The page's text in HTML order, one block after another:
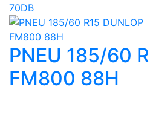
70DB
PNEU 185/60
FM800 88H